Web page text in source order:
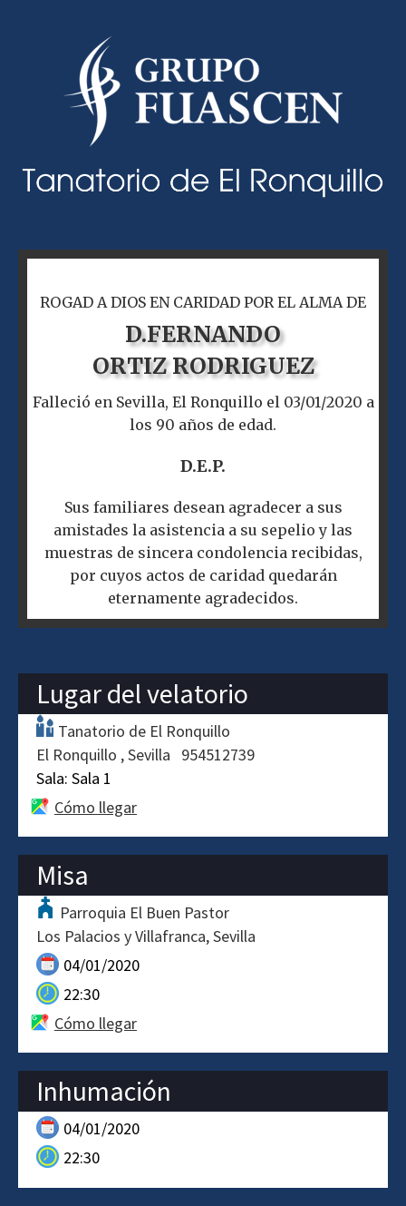
ROGAD A DIOS EN CARIDAD POR EL ALMA DE
D.FERNANDO
ORTIZ RODRIGUEZ
Falleció en Sevilla, El Ronquillo el 03/01/2020 a
los 90 años de edad.
D.E.P.
Sus familiares desean agradecer a sus
amistades la asistencia a su sepelio y las
muestras de sincera condolencia recibidas,
por cuyos actos de caridad quedarán
eternamente agradecidos.
Lugar del velatorio
Tanatorio de El Ronquillo
El Ronquillo Sevilla
954512739
Sala: Sala 1
Cómo llegar
Misa
Parroquia El Buen Pastor
Los Palacios y Villafranca Sevilla
04/01/2020
22:30
Cómo llegar
Inhumación
04/01/2020
22:30